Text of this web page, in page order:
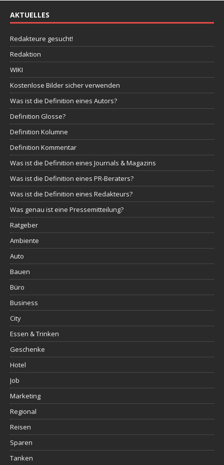
AKTUELLES
Redakteure gesucht!
Redaktion
WIKI
Kostenlose Bilder sicher verwenden
Was ist die Definition eines Autors?
Definition Glosse?
Definition Kolumne
Definition Kommentar
Was ist die Definition eines Journals & Magazins
Was ist die Definition eines PR-Beraters?
Was ist die Definition eines Redakteurs?
Was genau ist eine Pressemitteilung?
Ratgeber
Ambiente
Auto
Bauen
Büro
Business
City
Essen & Trinken
Geschenke
Hotel
Job
Marketing
Regional
Reisen
Sparen
Tanken